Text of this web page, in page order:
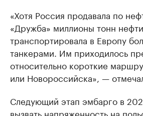
«Хотя Россия продавала по
«Дружба» миллионы тонн
транспортировала в Европу
танкерами. Им приходилось
относительно короткие
или Новороссийска», —
Следующий этап эмбарго в
вызвать напряженность на